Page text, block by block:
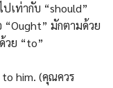
เท่ากับ “should”
“Ought” มักตามด้วย
วย “to”
him. (คุณควร